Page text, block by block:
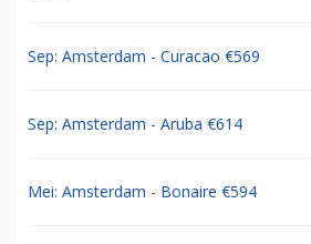
Sep: Amsterdam - Curacao €569
Sep: Amsterdam - Aruba €614
Mei: Amsterdam - Bonaire €594